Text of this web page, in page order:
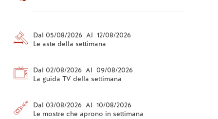
Dal 05/08/2026 Al 12/08/2026
Le aste della settimana
Dal 02/08/2026 Al 09/08/2026
La guida TV della settimana
Dal 03/08/2026 Al 10/08/2026
Le mostre che aprono in settimana